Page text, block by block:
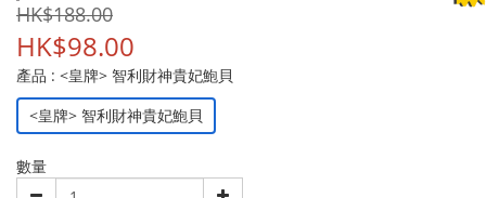
HK$188.00
HK$98.00
產品 : <皇牌> 智利財神貴妃鮑貝
<皇牌> 智利財神貴妃鮑貝
數量